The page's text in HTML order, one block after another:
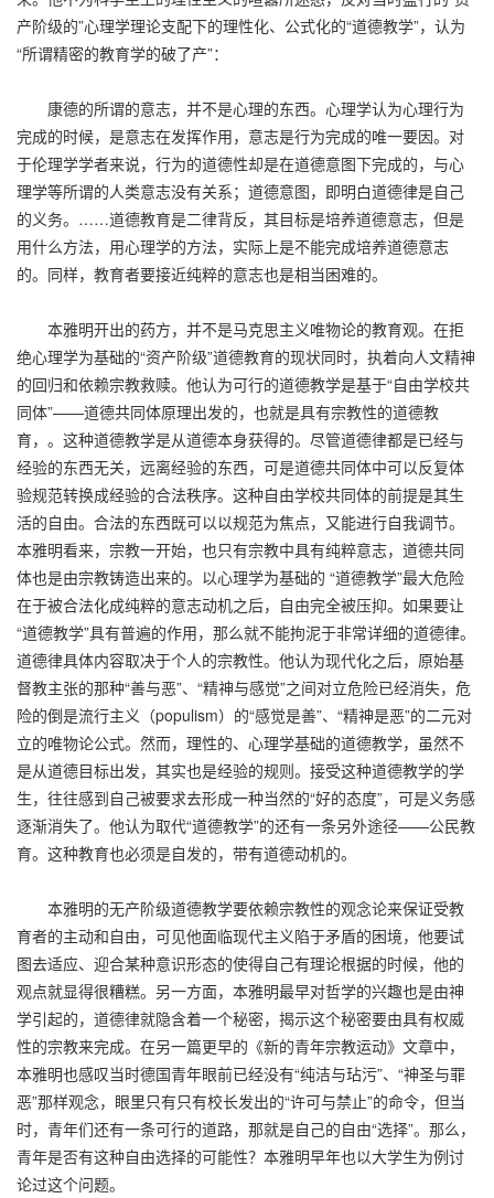
产阶级的”心理学理论支配下的理性化、公式化的“道德教学”，认为
“所谓精密的教育学的破了产”：
康德的所谓的意志，并不是心理的东西。心理学认为心理行为
完成的时候，是意志在发挥作用，意志是行为完成的唯一要因。对
于伦理学学者来说，行为的道德性却是在道德意图下完成的，与心
理学等所谓的人类意志没有关系；道德意图，即明白道德律是自己
的义务。……道德教育是二律背反，其目标是培养道德意志，但是
用什么方法，用心理学的方法，实际上是不能完成培养道德意志
的。同样，教育者要接近纯粹的意志也是相当困难的。
本雅明开出的药方，并不是马克思主义唯物论的教育观。在拒
绝心理学为基础的“资产阶级”道德教育的现状同时，执着向人文精神
的回归和依赖宗教救赎。他认为可行的道德教学是基于“自由学校共
同体”——道德共同体原理出发的，也就是具有宗教性的道德教
育，。这种道德教学是从道德本身获得的。尽管道德律都是已经与
经验的东西无关，远离经验的东西，可是道德共同体中可以反复体
验规范转换成经验的合法秩序。这种自由学校共同体的前提是其生
活的自由。合法的东西既可以以规范为焦点，又能进行自我调节。
本雅明看来，宗教一开始，也只有宗教中具有纯粹意志，道德共同
体也是由宗教铸造出来的。以心理学为基础的 “道德教学”最大危险
在于被合法化成纯粹的意志动机之后，自由完全被压抑。如果要让
“道德教学”具有普遍的作用，那么就不能拘泥于非常详细的道德律。
道德律具体内容取决于个人的宗教性。他认为现代化之后，原始基
督教主张的那种“善与恶”、“精神与感觉”之间对立危险已经消失，危
险的倒是流行主义（populism）的“感觉是善”、“精神是恶”的二元对
立的唯物论公式。然而，理性的、心理学基础的道德教学，虽然不
是从道德目标出发，其实也是经验的规则。接受这种道德教学的学
生，往往感到自己被要求去形成一种当然的“好的态度”，可是义务感
逐渐消失了。他认为取代“道德教学”的还有一条另外途径——公民教
育。这种教育也必须是自发的，带有道德动机的。
本雅明的无产阶级道德教学要依赖宗教性的观念论来保证受教
育者的主动和自由，可见他面临现代主义陷于矛盾的困境，他要试
图去适应、迎合某种意识形态的使得自己有理论根据的时候，他的
观点就显得很糟糕。另一方面，本雅明最早对哲学的兴趣也是由神
学引起的，道德律就隐含着一个秘密，揭示这个秘密要由具有权威
性的宗教来完成。在另一篇更早的《新的青年宗教运动》文章中，
本雅明也感叹当时德国青年眼前已经没有“纯洁与玷污”、“神圣与罪
恶”那样观念，眼里只有只有校长发出的“许可与禁止”的命令，但当
时，青年们还有一条可行的道路，那就是自己的自由“选择”。那么，
青年是否有这种自由选择的可能性？本雅明早年也以大学生为例讨
论过这个问题。